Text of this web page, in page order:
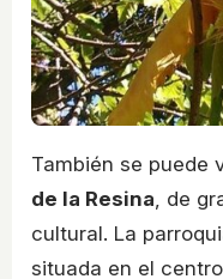
También se puede
de la Resina , de
cultural. La
situada en el